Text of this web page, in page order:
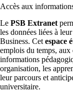
Accès aux
Le PSB Extranet
les données liées à
Business. Cet espace
emplois du temps, aux
informations
organisation, les
leur parcours et
universitaire.